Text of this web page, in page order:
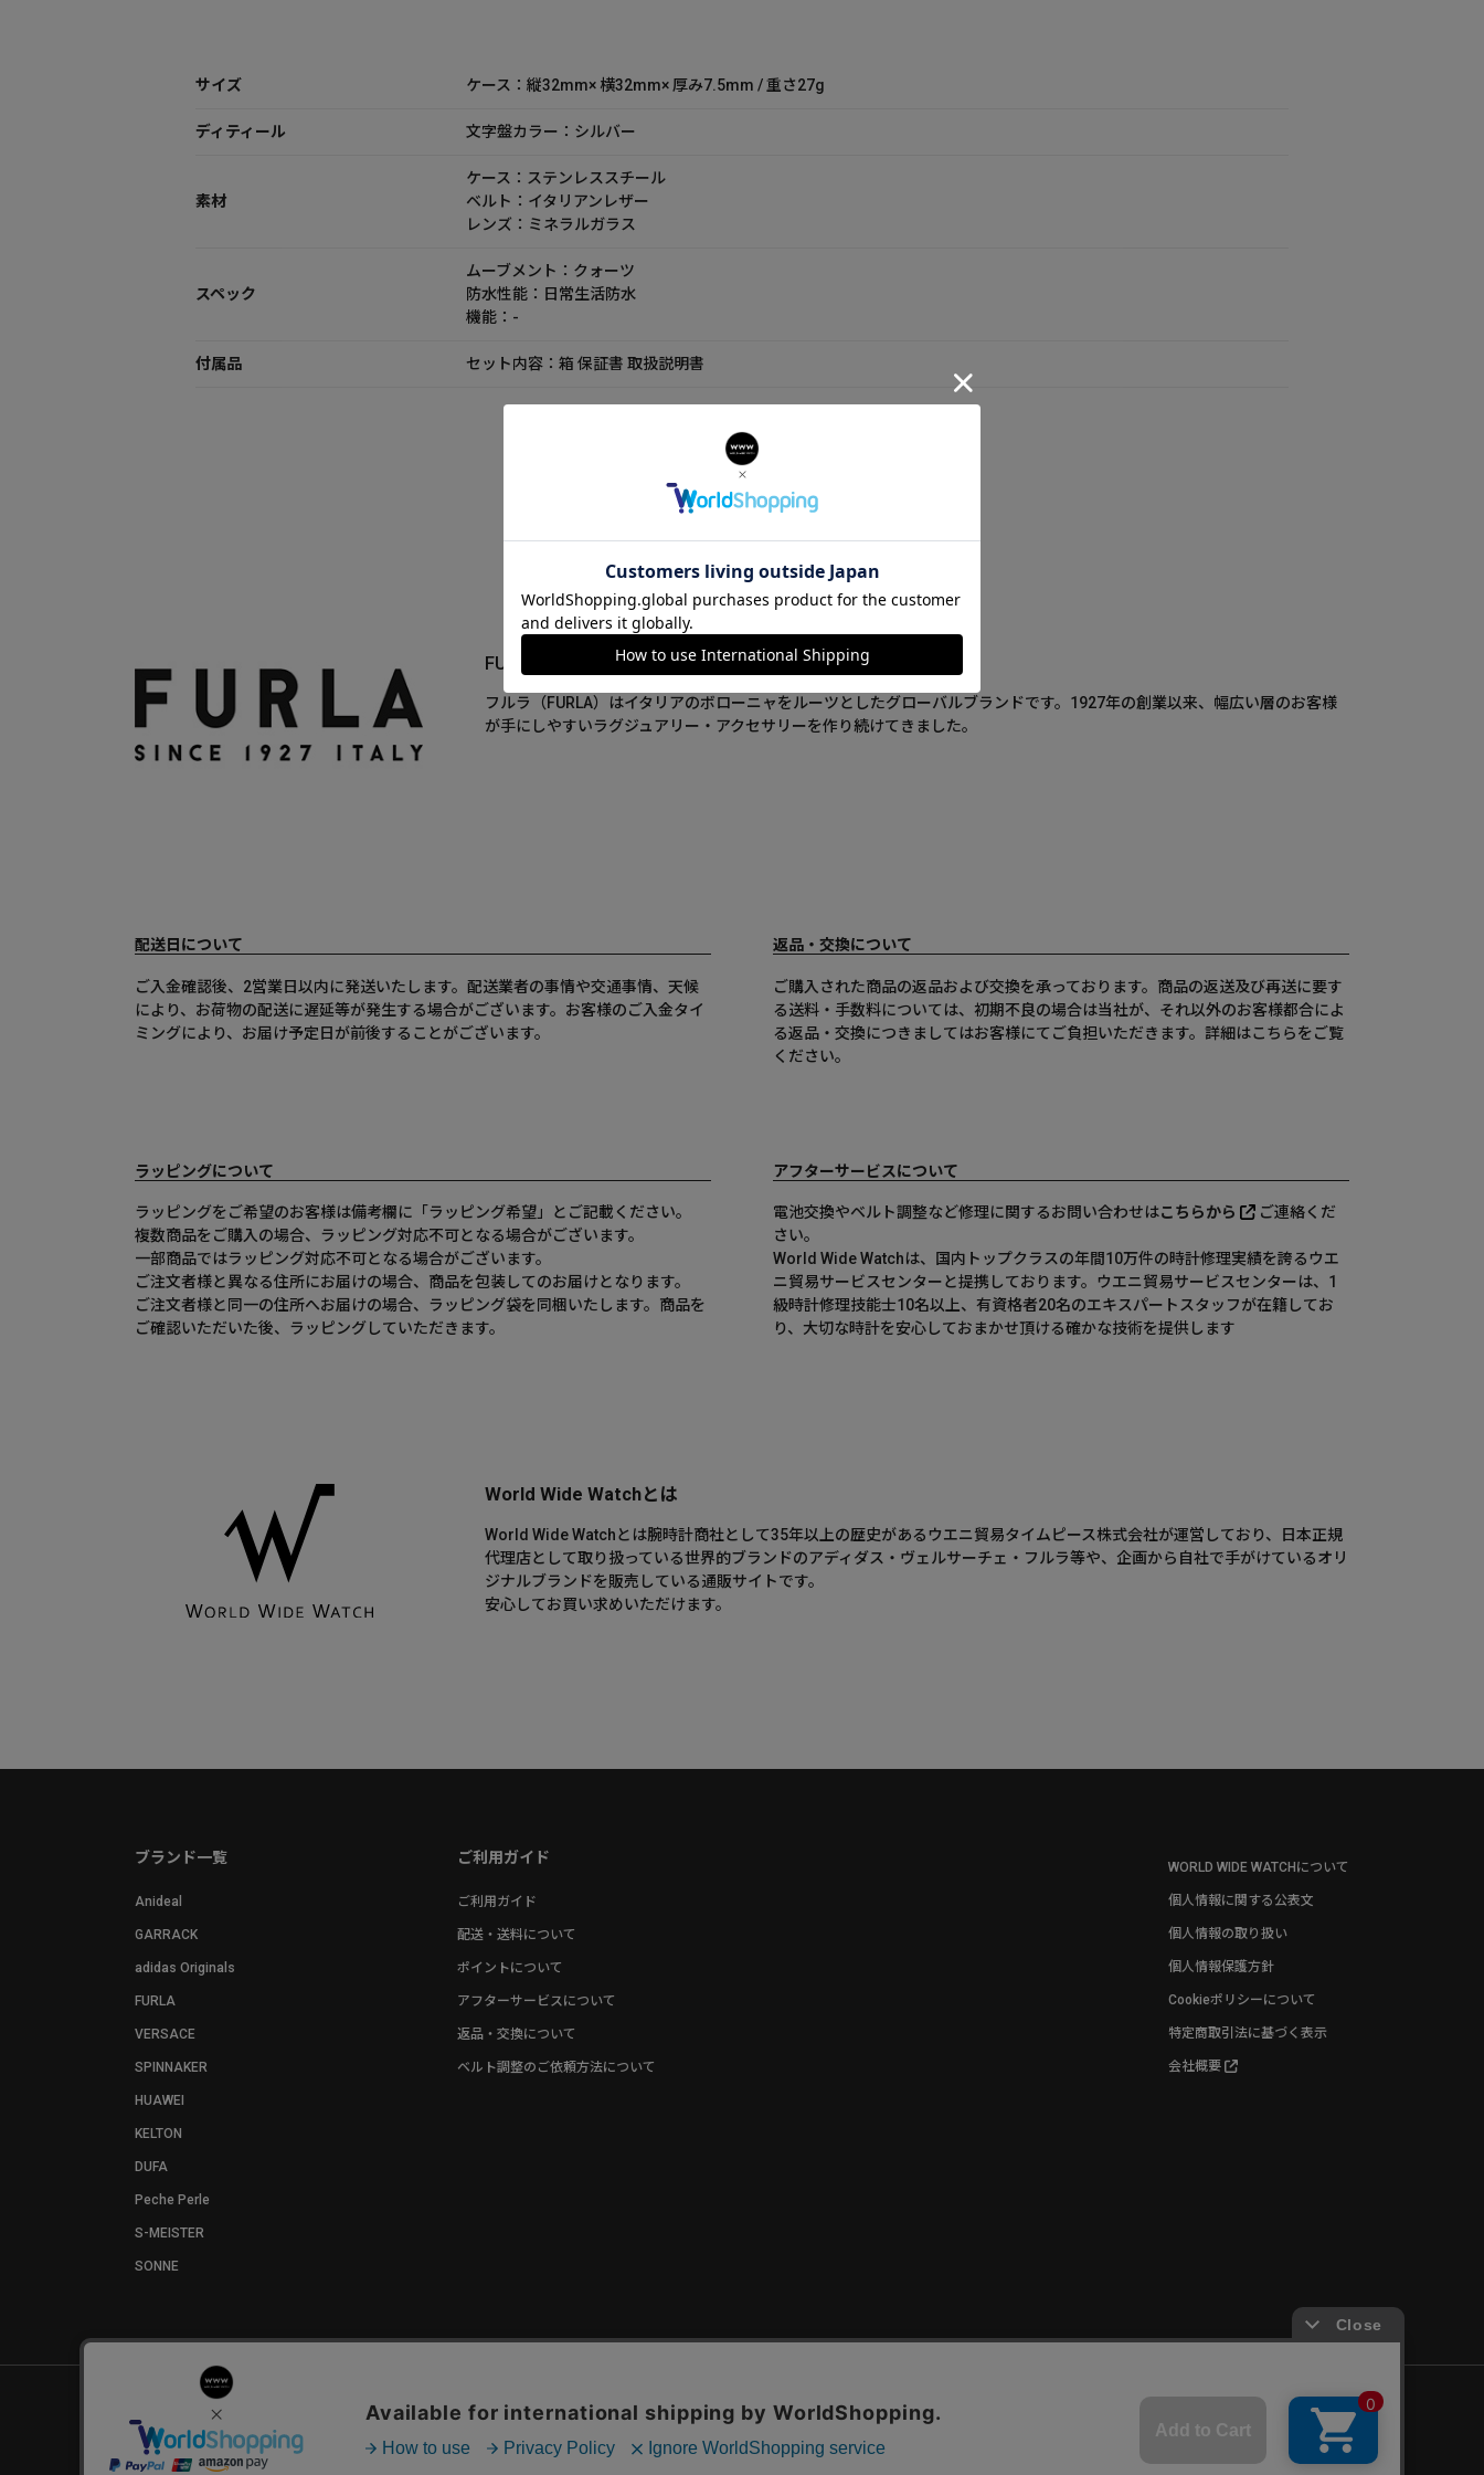
サイズ ケース：縦32mm× 横32mm× 厚み7.5mm / 重さ27g
ディティール 文字盤カラー：シルバー
素材
ケース：ステンレススチール
ベルト：イタリアンレザー
レンズ：ミネラルガラス
スペック
ムーブメント：クォーツ
防水性能：日常生活防水
機能：-
付属品 セット内容：箱 保証書 取扱説明書
FURLA(フルラ)について
フルラ（FURLA）はイタリアのボローニャをルーツとしたグローバルブランドです。1927年の創業以来、幅広い層のお客様
が手にしやすいラグジュアリー・アクセサリーを作り続けてきました。
配送日について
ご入金確認後、2営業日以内に発送いたします。配送業者の事情や交通事情、天候
により、お荷物の配送に遅延等が発生する場合がございます。お客様のご入金タイ
ミングにより、お届け予定日が前後することがございます。
返品・交換について
ご購入された商品の返品および交換を承っております。商品の返送及び再送に要す
る送料・手数料については、初期不良の場合は当社が、それ以外のお客様都合によ
る返品・交換につきましてはお客様にてご負担いただきます。詳細はこちらをご覧
ください。
ラッピングについて
ラッピングをご希望のお客様は備考欄に「ラッピング希望」とご記載ください。
複数商品をご購入の場合、ラッピング対応不可となる場合がございます。
一部商品ではラッピング対応不可となる場合がございます。
ご注文者様と異なる住所にお届けの場合、商品を包装してのお届けとなります。
ご注文者様と同一の住所へお届けの場合、ラッピング袋を同梱いたします。商品を
ご確認いただいた後、ラッピングしていただきます。
アフターサービスについて
電池交換やベルト調整など修理に関するお問い合わせはこちらから
ご連絡くだ
さい。
World Wide Watchは、国内トップクラスの年間10万件の時計修理実績を誇るウエ
ニ貿易サービスセンターと提携しております。ウエニ貿易サービスセンターは、1
級時計修理技能士10名以上、有資格者20名のエキスパートスタッフが在籍してお
り、大切な時計を安心しておまかせ頂ける確かな技術を提供します
World Wide Watchとは
World Wide Watchとは腕時計商社として35年以上の歴史があるウエニ貿易タイムピース株式会社が運営しており、日本正規
代理店として取り扱っている世界的ブランドのアディダス・ヴェルサーチェ・フルラ等や、企画から自社で手がけているオリ
ジナルブランドを販売している通販サイトです。
安心してお買い求めいただけます。
ブランド一覧
Anideal
GARRACK
adidas Originals
FURLA
VERSACE
SPINNAKER
HUAWEI
KELTON
DUFA
Peche Perle
S-MEISTER
SONNE
ご利用ガイド
ご利用ガイド
配送・送料について
ポイントについて
アフターサービスについて
返品・交換について
ベルト調整のご依頼方法について
WORLD WIDE WATCHについて
個人情報に関する公表文
個人情報の取り扱い
個人情報保護方針
Cookieポリシーについて
特定商取引法に基づく表示
会社概要
お問い合わせ ©World Wide Watch All Rights reserved.